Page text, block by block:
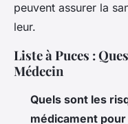
peuvent assurer la
leur.
Liste à Puces :
Médecin
Quels sont les
médicament